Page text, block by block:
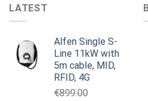
LATEST
Alfen Single S-
Line 11kW with
5m cable, MID,
RFID, 4G
€899.00